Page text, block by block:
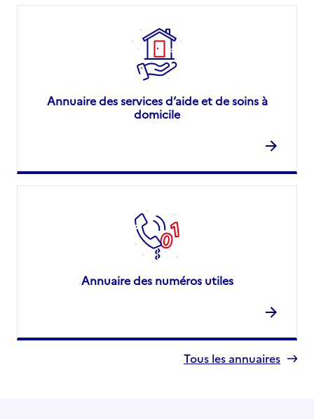
Annuaire des services d’aide et de soins à
domicile
Annuaire des numéros utiles
Tous les annuaires